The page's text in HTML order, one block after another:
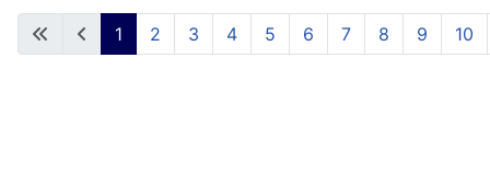
1 2 3 4 5 6 7 8 9 10